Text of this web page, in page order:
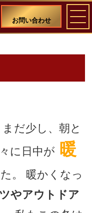
お問い合わせ
注力しています
悔しない選び方
だ少し、朝と
に日中が 暖
。 暖かくなっ
やアウトドア